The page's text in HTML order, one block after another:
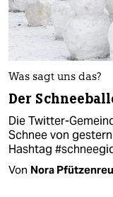
Was sagt uns das?
Der
Die Twitter-
Schnee von
Hashtag
Von Nora